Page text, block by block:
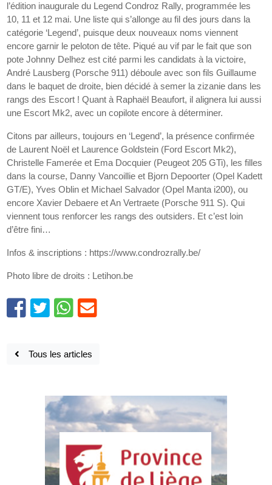
l’édition inaugurale du Legend Condroz Rally, programmée les
10, 11 et 12 mai. Une liste qui s’allonge au fil des jours dans la
catégorie ‘Legend’, puisque deux nouveaux noms viennent
encore garnir le peloton de tête. Piqué au vif par le fait que son
pote Johnny Delhez est cité parmi les candidats à la victoire,
André Lausberg (Porsche 911) déboule avec son fils Guillaume
dans le baquet de droite, bien décidé à semer la zizanie dans les
rangs des Escort ! Quant à Raphaël Beaufort, il alignera lui aussi
une Escort Mk2, avec un copilote encore à déterminer.
Citons par ailleurs, toujours en ‘Legend’, la présence confirmée
de Laurent Noël et Laurence Goldstein (Ford Escort Mk2),
Christelle Famerée et Ema Docquier (Peugeot 205 GTi), les filles
dans la course, Danny Vancoillie et Bjorn Depoorter (Opel Kadett
GT/E), Yves Oblin et Michael Salvador (Opel Manta i200), ou
encore Xavier Debaere et An Vertraete (Porsche 911 S). Qui
viennent tous renforcer les rangs des outsiders. Et c’est loin
d’être fini…
Infos & inscriptions : https://www.condrozrally.be/
Photo libre de droits : Letihon.be
Tous les articles